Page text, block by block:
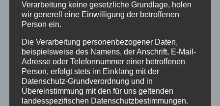
Verschickungskinder gibt. Den historischen
Figuren leihen prominente
Stimme von Anthony Perkins & Ian McKellen)
und Uta Hallant (dt. Stimme von Audrey
Hepburn & Glenn Close) ihre Stimmen. Im
Sommer ist„Der Plumpsack geht um“
mehreren Festivals zu sehen, wo das Stück
Verarbeitung keine gesetzliche Grundlage, holen
wir generell eine Einwilligung der betroffenen
Person ein.
Die Verarbeitung personenbezogener Daten,
beispielsweise des Namens, der Anschrift, E-Mail-
Adresse oder Telefonnummer einer betroffenen
Person, erfolgt stets im Einklang mit der
Datenschutz-Grundverordnung und in
Übereinstimmung mit den für uns geltenden
landesspezifischen Datenschutzbestimmungen.